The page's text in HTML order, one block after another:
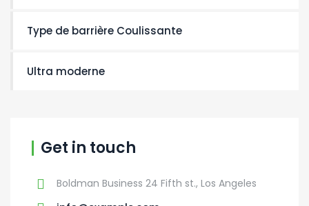
Type de barrière Coulissante
Ultra moderne
Get in touch
Boldman Business 24 Fifth st., Los Angeles